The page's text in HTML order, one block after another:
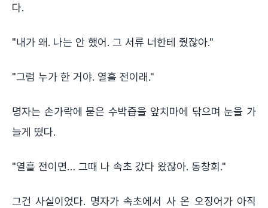
다.
"내가 왜. 나는 안 했어. 그 서류 너한테 줬잖아."
"그럼 누가 한 거야. 열흘 전이래."
명자는 손가락에 묻은 수박즙을 앞치마에 닦으며 눈을 가
늘게 떴다.
"열흘 전이면… 그때 나 속초 갔다 왔잖아. 동창회."
그건 사실이었다. 명자가 속초에서 사 온 오징어가 아직